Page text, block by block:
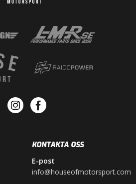
KONTAKTA OSS
E-post
info@houseofmotorsport.com